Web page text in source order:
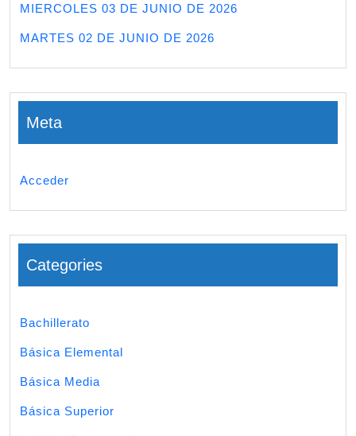
MIERCOLES 03 DE JUNIO DE 2026
MARTES 02 DE JUNIO DE 2026
Meta
Acceder
Categories
Bachillerato
Básica Elemental
Básica Media
Básica Superior